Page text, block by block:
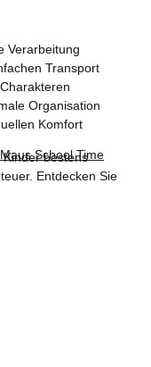
Verarbeitung
Transport
Organisation
Komfort
bestens
Entdecken Sie